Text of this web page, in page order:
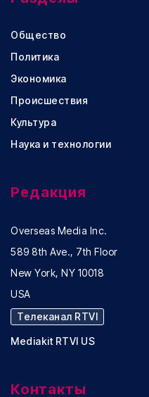
Общество
Политика
Экономика
Происшествия
Культура
Наука и технологии
Редакция
Overseas Media Inc.
589 8th Ave., 7th Floor
New York, NY 10018
USA
Телеканал RTVI
Mediakit RTVI US
Контакты